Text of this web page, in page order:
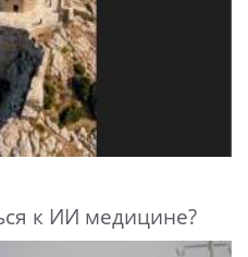
к ИИ медицине?